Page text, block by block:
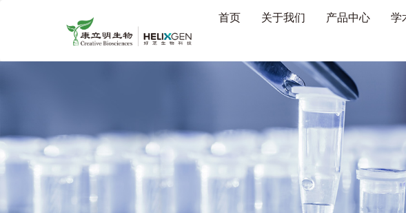
首页 关于我们 产品中心 学